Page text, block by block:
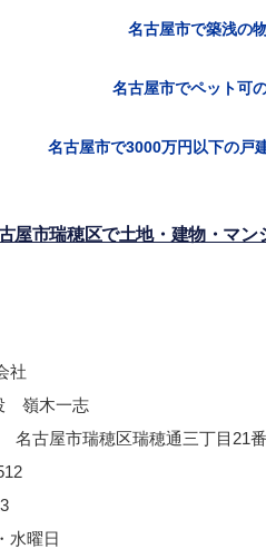
名古屋市で築浅の
名古屋市でペット可
名古屋市で3000万円以下の戸
屋市瑞穂区で土地・建物・マン
社
嶺木一志
古屋市瑞穂区瑞穂通三丁目21
水曜日